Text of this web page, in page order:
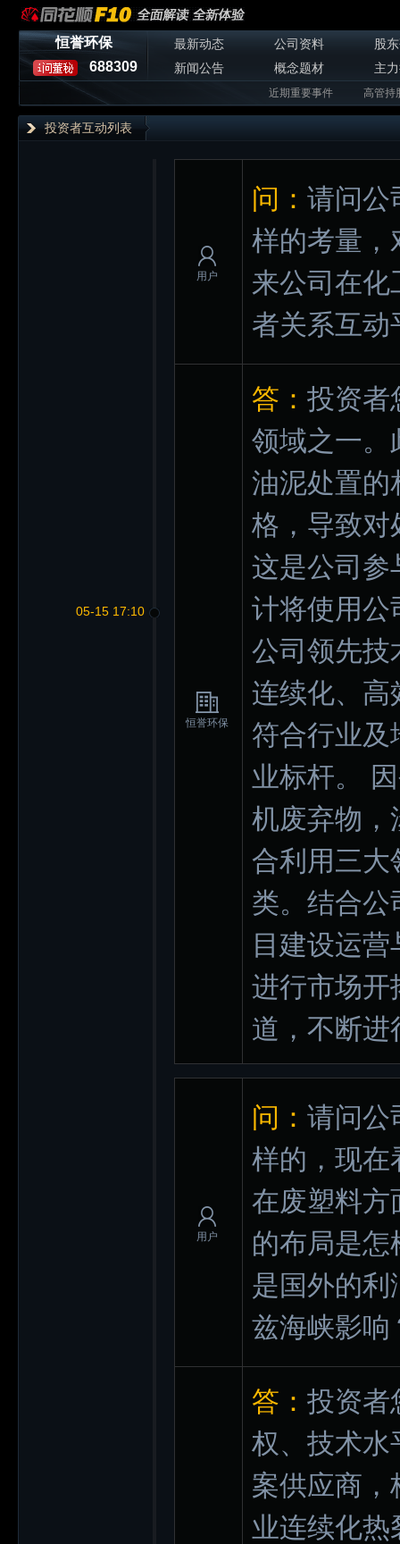
恒誉环保
688309
最新动态 公司资料
股
新闻公告
概念题材 主
近期重要事件 高管持
投资者互动列表
05-15 17:10
用户
问： 请问公
样的考量，
来公司在化
者关系互动
恒誉环保
答： 投资者
领域之一。
油泥处置的
格，导致对
这是公司参
计将使用公
公司领先技
连续化、高
符合行业及
业标杆。
机废弃物，
合利用三大
类。结合公
目建设运
进行市场开
道，不断进
用户
问： 请问公
样的，现在
在废塑料方
的布局是
是国外的利
兹海峡影响
答： 投资者
权、技术水
案供应商，
业连续化热